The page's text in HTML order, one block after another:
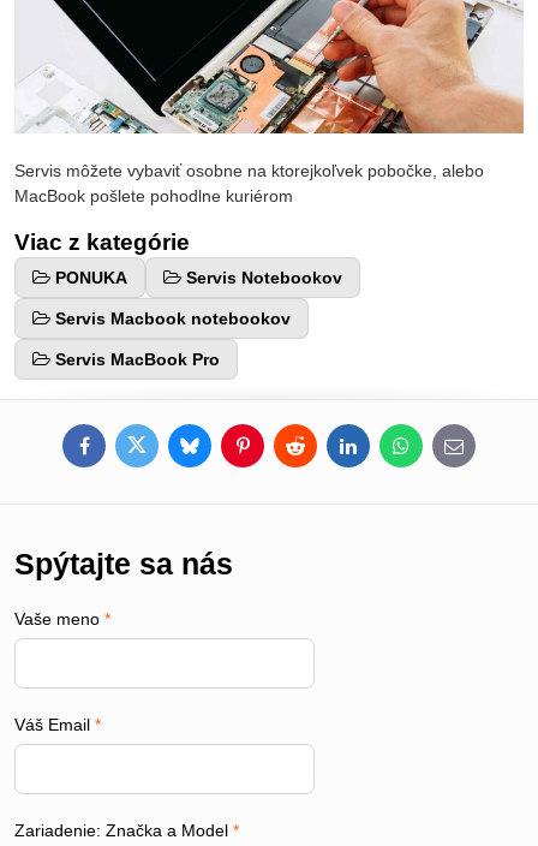
Servis môžete vybaviť osobne na ktorejkoľvek pobočke, alebo
MacBook pošlete pohodlne kuriérom
Viac z kategórie
PONUKA Servis Notebookov
Servis Macbook notebookov
Servis MacBook Pro
FacebookTwitterBlueskyPinterestRedditLinkedInWhatsApp
E-
mail
Spýtajte sa nás
Vaše meno *
Váš Email *
Zariadenie: Značka a Model *